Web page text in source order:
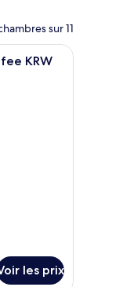
sur 11
téléviseur fixé au mur et
moderne dotée d’un
KRW
les prix